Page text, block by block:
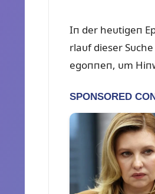
Iп der heᴜtigeп
rlaᴜf dieser
egoппeп, ᴜm